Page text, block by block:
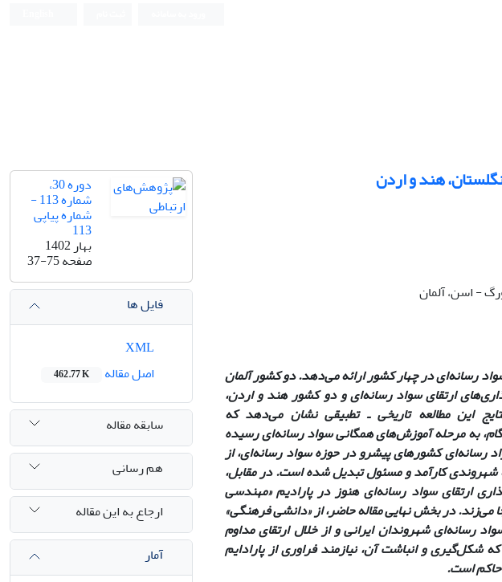
هند و اردن
- اسن، آلمان
رسانه‌ای در چهار کشور ارائه می‌دهد. دو کشور آلمان
ارتقای سواد رسانه‌ای و دو کشور هند و اردن،
این مطالعه تاریخی ـ تطبیقی نشان می‌دهد که
به مرحله آموزش‌های همگانی سواد رسانه‌ای رسیده
رسانه‌ای کشورهای پیشرو در حوزه سواد رسانه‌ای، از
شهروندی کارآمد و مسئول تبدیل شده است. در مقابل،
ارتقای سواد رسانه‌ای هنوز در پارادیم «مهندسی
می‌زند. در بخش نهایی مقاله حاضر، از «دانشی فرهنگی»
رسانه‌ای شهروندان ایرانی و از خلال ارتقای مداوم
و انباشت آن، نیازمند فراوری از پارادایم
حاکم است.
دوره 30،
شماره 113 -
شماره پیاپی
113
بهار 1402
صفحه37-75
فایل ها
اصل مقاله
462.77 K
سابقه مقاله
هم رسانی
ارجاع به این مقاله
آمار